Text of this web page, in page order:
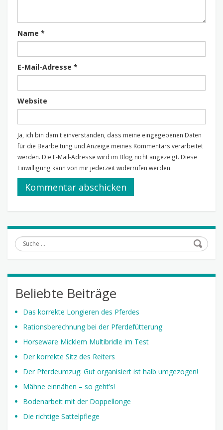
Name *
E-Mail-Adresse *
Website
Ja, ich bin damit einverstanden, dass meine eingegebenen Daten
für die Bearbeitung und Anzeige meines Kommentars verarbeitet
werden. Die E-Mail-Adresse wird im Blog nicht angezeigt. Diese
Einwilligung kann von mir jederzeit widerrufen werden.
Suche
Beliebte Beiträge
Das korrekte Longieren des Pferdes
Rationsberechnung bei der Pferdefütterung
Horseware Micklem Multibridle im Test
Der korrekte Sitz des Reiters
Der Pferdeumzug: Gut organisiert ist halb umgezogen!
Mähne einnähen – so geht’s!
Bodenarbeit mit der Doppellonge
Die richtige Sattelpflege